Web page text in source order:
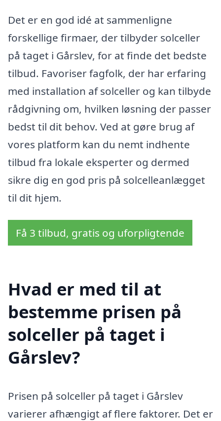
Det er en god idé at sammenligne
forskellige firmaer, der tilbyder solceller
på taget i Gårslev, for at finde det bedste
tilbud. Favoriser fagfolk, der har erfaring
med installation af solceller og kan tilbyde
rådgivning om, hvilken løsning der passer
bedst til dit behov. Ved at gøre brug af
vores platform kan du nemt indhente
tilbud fra lokale eksperter og dermed
sikre dig en god pris på solcelleanlægget
til dit hjem.
Få 3 tilbud, gratis og uforpligtende
Hvad er med til at
bestemme prisen på
solceller på taget i
Gårslev?
Prisen på solceller på taget i Gårslev
varierer afhængigt af flere faktorer. Det er